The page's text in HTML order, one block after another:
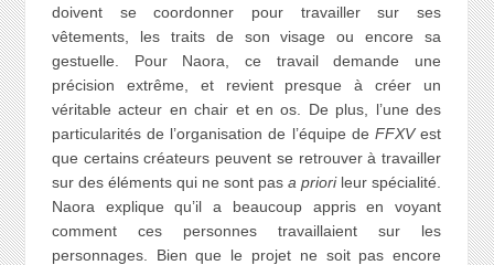
doivent se coordonner pour travailler sur ses
vêtements, les traits de son visage ou encore sa
gestuelle. Pour Naora, ce travail demande une
précision extrême, et revient presque à créer un
véritable acteur en chair et en os. De plus, l’une des
particularités de l’organisation de l’équipe de FFXVest
que certains créateurs peuvent se retrouver à travailler
sur des éléments qui ne sont pasa priorileur spécialité.
Naora explique qu’il a beaucoup appris en voyant
comment ces personnes travaillaient sur les
personnages. Bien que le projet ne soit pas encore